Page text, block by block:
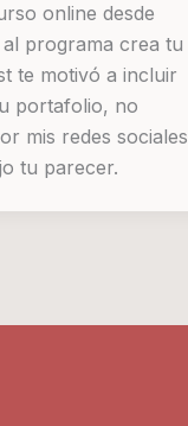
online desde
programa crea tu
te motivó a incluir
portafolio, no
mis redes sociales
tu parecer.